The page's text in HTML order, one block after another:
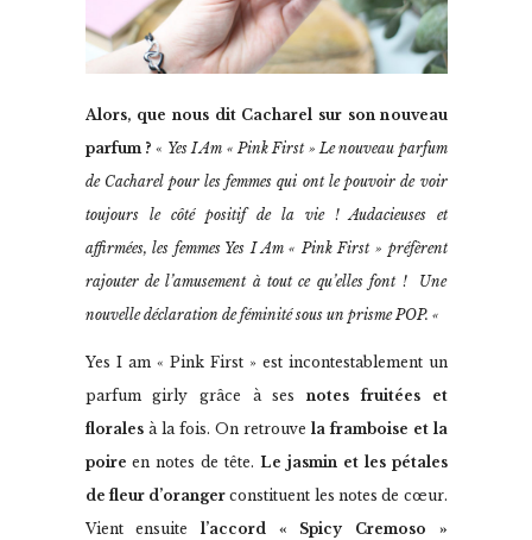
Alors, que nous dit Cacharel sur son nouveau
parfum ? « Yes I Am « Pink First » Le nouveau parfum
de Cacharel pour les femmes qui ont le pouvoir de voir
toujours le côté positif de la vie ! Audacieuses et
affirmées, les femmes Yes I Am « Pink First » préfèrent
rajouter de l’amusement à tout ce qu’elles font ! Une
nouvelle déclaration de féminité sous un prisme POP. «
Yes I am « Pink First » est incontestablement un
parfum girly grâce à sesnotes fruitées et
floralesà la fois. On retrouve la framboise et la
poire en notes de tête. Le jasmin et les pétales
de fleur d’oranger constituent les notes de cœur.
Vient ensuite l’accord « Spicy Cremoso »